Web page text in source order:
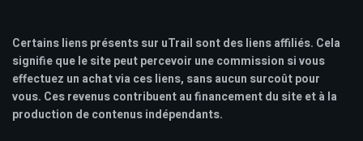
Certains liens présents sur uTrail sont des liens affiliés. Cela
signifie que le site peut percevoir une commission si vous
effectuez un achat via ces liens, sans aucun surcoût pour
vous. Ces revenus contribuent au financement du site et à la
production de contenus indépendants.